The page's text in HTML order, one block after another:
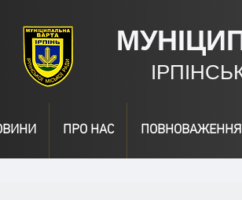
ПРО НАС ПОВНОВАЖЕННЯ